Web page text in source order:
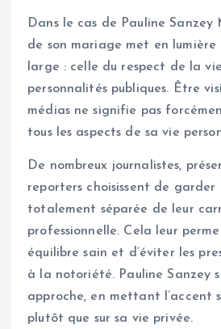
Dans le cas de Pauline Sanzey
de son mariage met en lumière
large : celle du respect de la
personnalités publiques. Être
médias ne signifie pas
tous les aspects de sa vie
De nombreux journalistes,
reporters choisissent de garder
totalement séparée de leur
professionnelle. Cela leur
équilibre sain et d’éviter les
à la notoriété. Pauline Sanzey
approche, en mettant l’accent
plutôt que sur sa vie privée.